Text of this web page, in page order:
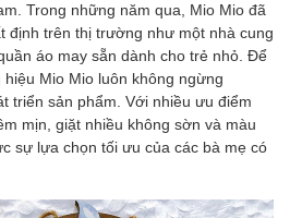
Trong những năm qua, Mio Mio đã
định trên thị trường như một nhà cung
áo may sẵn dành cho trẻ nhỏ. Để
Mio Mio luôn không ngừng
triển sản phẩm. Với nhiều ưu điểm
mịn, giặt nhiều không sờn và màu
sự lựa chọn tối ưu của các bà mẹ có